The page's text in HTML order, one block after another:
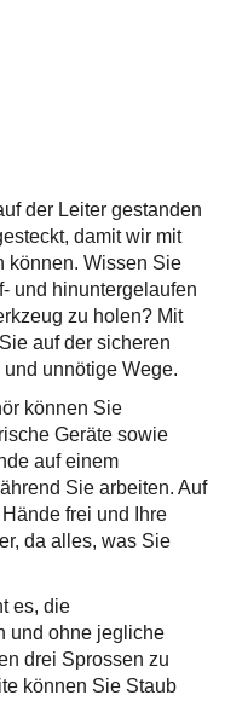
der Leiter gestanden
damit wir mit
können. Wissen Sie
und hinuntergelaufen
zu holen? Mit
auf der sicheren
unnötige Wege.
können Sie
Geräte sowie
auf einem
Sie arbeiten. Auf
frei und Ihre
da alles, was Sie
es, die
und ohne jegliche
drei Sprossen zu
können Sie Staub